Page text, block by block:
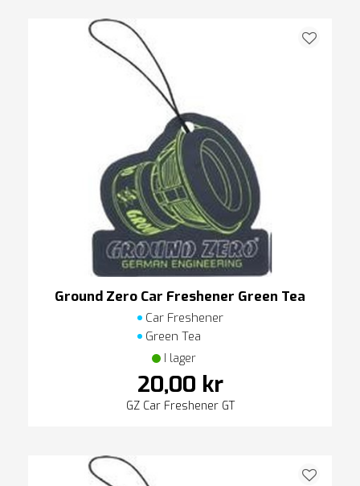
Ground Zero Car Freshener Green Tea
Car Freshener
Green Tea
I lager
20,00 kr
GZ Car Freshener GT